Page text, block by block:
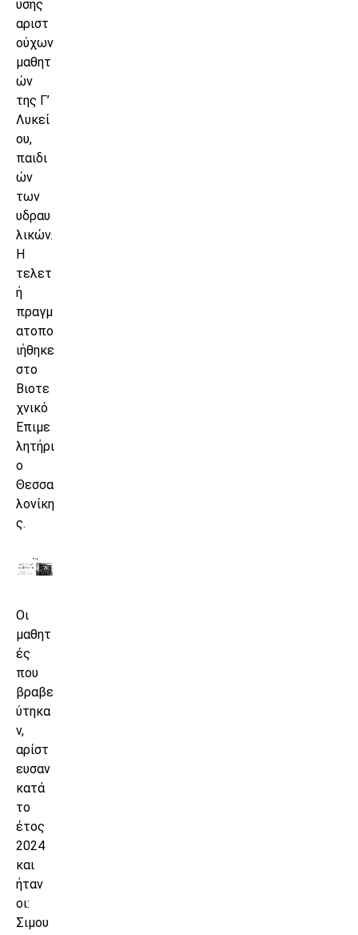
υσης
αριστ
ούχων
μαθητ
ών
της Γ’
Λυκεί
ου,
παιδι
ών
των
υδραυ
λικών.
Η
τελετ
ή
πραγμ
ατοπο
ιήθηκε
στο
Βιοτε
χνικό
Επιμε
λητήρι
ο
Θεσσα
λονίκη
ς.
Οι
μαθητ
ές
που
βραβε
ύτηκα
ν,
αρίστ
ευσαν
κατά
το
έτος
2024
και
ήταν
οι:
Σιμου